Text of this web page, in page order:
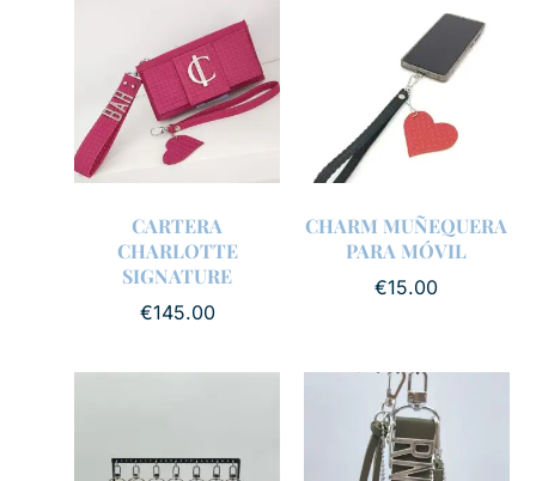
CARTERA
CHARLOTTE
SIGNATURE
€145.00
CHARM MUÑEQUERA
PARA MÓVIL
€15.00